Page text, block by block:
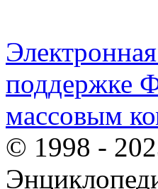
поддержке
массовым
© 1998 -